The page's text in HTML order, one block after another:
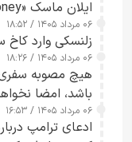
ایلان ماسک «X Money» را در آمریکا راه‌اندازی کرد
۰۶ مرداد ۱۴۰۵ / ۱۸:۵۲
زلنسکی وارد
۰۶ مرداد ۱۴۰۵ / ۱۸:۲۶
هیچ مصوبه سفری
باشد، امضا
چارچوب قانون
۰۶ مرداد ۱۴۰۵ / ۱۶:۵۳
ادعای ترامپ